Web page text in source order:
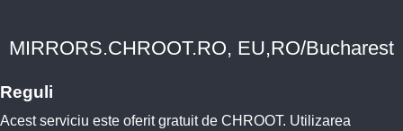
MIRRORS.CHROOT.RO, EU,RO/Bucharest
Reguli
Acest serviciu este oferit gratuit de CHROOT. Utilizarea